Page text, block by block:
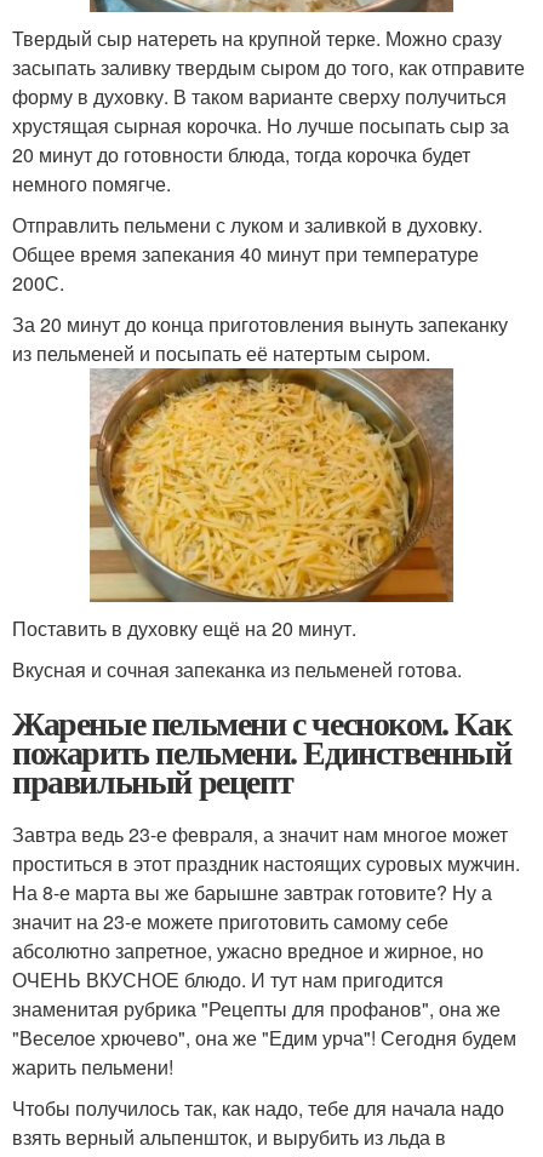
Твердый сыр натереть на крупной терке. Можно сразу
засыпать заливку твердым сыром до того, как отправите
форму в духовку. В таком варианте сверху получиться
хрустящая сырная корочка. Но лучше посыпать сыр за
20 минут до готовности блюда, тогда корочка будет
немного помягче.
Отправлить пельмени с луком и заливкой в духовку.
Общее время запекания 40 минут при температуре
200С.
За 20 минут до конца приготовления вынуть запеканку
из пельменей и посыпать её натертым сыром.
Поставить в духовку ещё на 20 минут.
Вкусная и сочная запеканка из пельменей готова.
Жареные пельмени с чесноком. Как
пожарить пельмени. Единственный
правильный рецепт
Завтра ведь 23-е февраля, а значит нам многое может
проститься в этот праздник настоящих суровых мужчин.
На 8-е марта вы же барышне завтрак готовите? Ну а
значит на 23-е можете приготовить самому себе
абсолютно запретное, ужасно вредное и жирное, но
ОЧЕНЬ ВКУСНОЕ блюдо. И тут нам пригодится
знаменитая рубрика "Рецепты для профанов", она же
"Веселое хрючево", она же "Едим урча"! Сегодня будем
жарить пельмени!
Чтобы получилось так, как надо, тебе для начала надо
взять верный альпеншток, и вырубить из льда в